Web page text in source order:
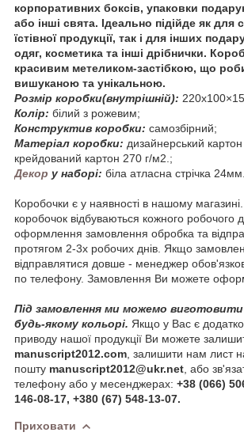
корпоративних боксів, упаковки
або інші свята. Ідеально підійде як для
їстівної продукції, так і для інших
одяг, косметика та інші дрібнички.
красивим метеликом-застібкою, що
вишуканою та унікальною.
Розмір коробки(внутрішній):
Колір: білий з рожевим;
Конструктив коробки: самозбірний;
Матеріал коробки: дизайнерський картон
крейдований картон 270 г/м2.;
Декор у наборі: біла атласна стрічка 24мм.
Коробочки є у наявності в нашому
коробочок відбуваються кожного робочого
оформлення замовлення обробка та
протягом 2-3х робочих днів. Якщо
відправлятися довше - менеджер
по телефону. Замовлення Ви можете
Під замовлення ми можемо виготовити
будь-якому кольорі. Якщо у Вас є
приводу нашої продукції Ви можете
manuscript2012.com , залишити нам лист
пошту manuscript2012@ukr.net , або
телефону або у месенджерах: +38 (066)
146-08-17, +380 (67) 548-13-07.
Приховати